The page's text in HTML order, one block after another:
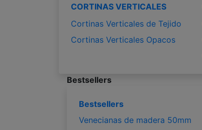
CORTINAS VERTICALES
Cortinas Verticales de Tejido
Cortinas Verticales Opacos
Bestsellers
Bestsellers
Venecianas de madera 50mm